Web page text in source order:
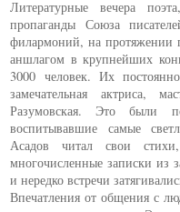
Литературные вечера
пропаганды Союза
филармоний, на протяжении
аншлагом в крупнейших
3000 человек. Их
замечательная актриса,
Разумовская. Это были
воспитывавшие самые
Асадов читал свои
многочисленные записки из
и нередко встречи
Впечатления от общения с